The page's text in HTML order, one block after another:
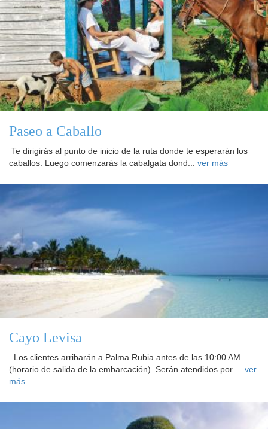
Paseo a Caballo
Te dirigirás al punto de inicio de la ruta donde te esperarán los
caballos. Luego comenzarás la cabalgata dond... ver más
Cayo Levisa
Los clientes arribarán a Palma Rubia antes de las 10:00 AM
(horario de salida de la embarcación). Serán atendidos por ... ver
más